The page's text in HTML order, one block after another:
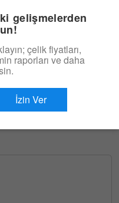
gelişmelerden
çelik fiyatları,
raporları ve daha
İzin Ver